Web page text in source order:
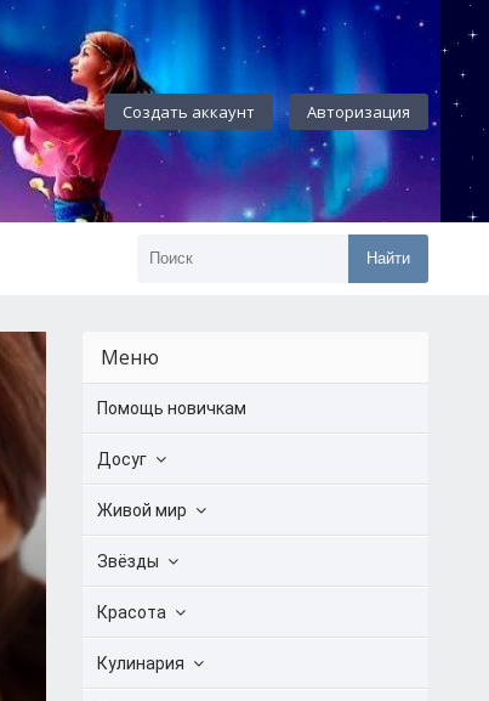
Создать аккаунт Авторизация
Найти
Меню
Помощь новичкам
Досуг
Живой мир
Звёзды
Красота
Кулинария